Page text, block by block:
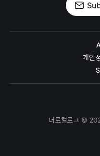
개인
더로컬로그 ©